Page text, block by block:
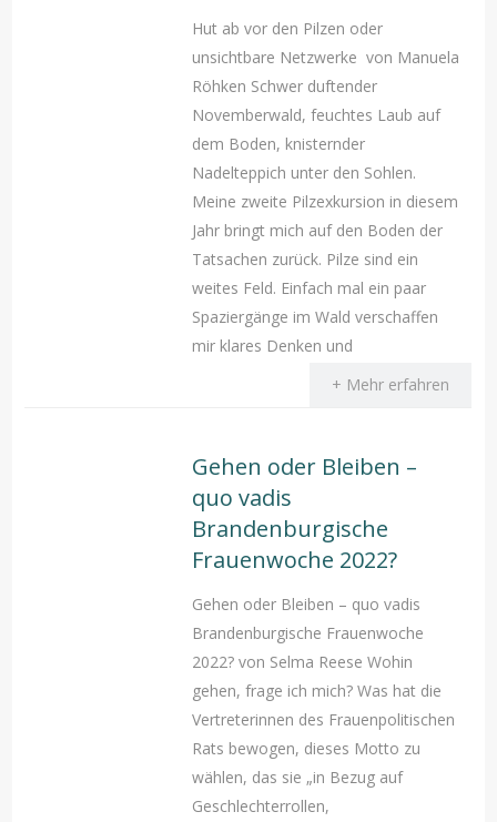
Hut ab vor den Pilzen oder
unsichtbare Netzwerke von Manuela
Röhken Schwer duftender
Novemberwald, feuchtes Laub auf
dem Boden, knisternder
Nadelteppich unter den Sohlen.
Meine zweite Pilzexkursion in diesem
Jahr bringt mich auf den Boden der
Tatsachen zurück. Pilze sind ein
weites Feld. Einfach mal ein paar
Spaziergänge im Wald verschaffen
mir klares Denken und
+ Mehr erfahren
Gehen oder Bleiben –
quo vadis
Brandenburgische
Frauenwoche 2022?
Gehen oder Bleiben – quo vadis
Brandenburgische Frauenwoche
2022? von Selma Reese Wohin
gehen, frage ich mich? Was hat die
Vertreterinnen des Frauenpolitischen
Rats bewogen, dieses Motto zu
wählen, das sie „in Bezug auf
Geschlechterrollen,